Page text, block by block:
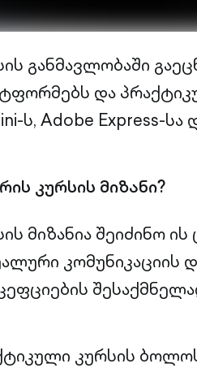
განმავლობაში
და
ს, Adobe Express-
კურსის მიზანი?
მიზანია შეიძინო
კომუნიკაციის
კურსის